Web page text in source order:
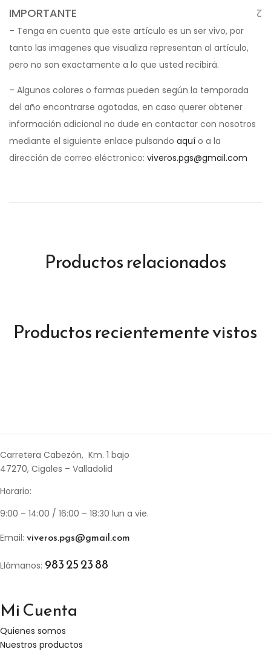
IMPORTANTE
– Tenga en cuenta que este artículo es un ser vivo, por
tanto las imagenes que visualiza representan al artículo,
pero no son exactamente a lo que usted recibirá.
– Algunos colores o formas pueden según la temporada
del año encontrarse agotadas, en caso querer obtener
información adicional no dude en contactar con nosotros
mediante el siguiente enlace pulsando aquí o a la
dirección de correo eléctronico: viveros.pgs@gmail.com
Productos relacionados
Productos recientemente vistos
Carretera Cabezón, Km. 1 bajo
47270, Cigales – Valladolid
Horario:
9:00 – 14:00 / 16:00 – 18:30 lun a vie.
Email: viveros.pgs@gmail.com
Llámanos: 983 25 23 88
Mi Cuenta
Quienes somos
Nuestros productos